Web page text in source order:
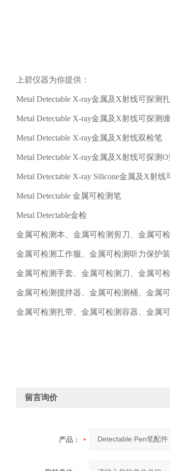
上碧仪器为你提供：
Metal Detectable X-ray金属及 X射线可探测
Metal Detectable X-ray金属及 X射线可探测
Metal Detectable X-ray金属及 X射线双检笔
Metal Detectable X-ray金属及 X射线可探测O
Metal Detectable X-ray Silicone金属及 X射线
Metal Detectable 金属可检测笔
Metal Detectable金检
金属可检测本、金属可检测剪刀、金属可
金属可检测工作服、金属可检测听力保护
金属可检测手套、金属可检测刀、金属可
金属可检测搅拌器、金属可检测桶、金属
金属可检测扎带、金属可检测容器、金属
留言询价
产品：